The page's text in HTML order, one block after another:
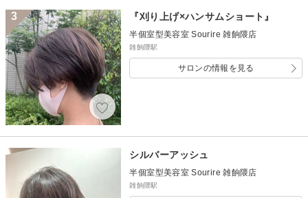
3 『刈り上げ×ハンサムショート』
半個室型美容室 Sourire 雑餉隈店
雑餉隈駅
サロンの情報を見る
シルバーアッシュ
半個室型美容室 Sourire 雑餉隈店
雑餉隈駅